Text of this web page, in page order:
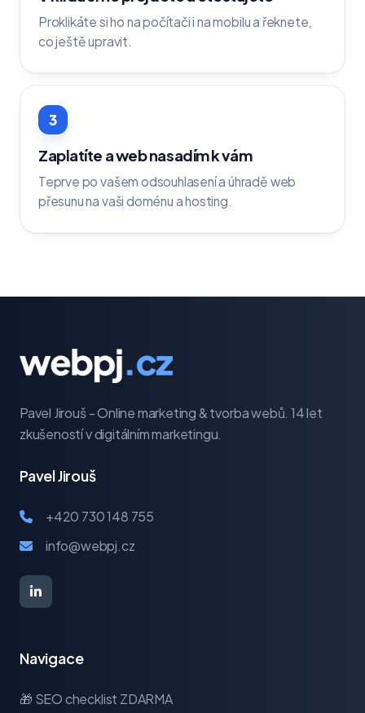
Proklikáte si ho na počítači i na mobilu a řeknete,
co ještě upravit.
3
Zaplatíte a web nasadím k vám
Teprve po vašem odsouhlasení a úhradě web
přesunu na vaši doménu a hosting.
Pavel Jirouš - Online marketing & tvorba webů. 14 let
zkušeností v digitálním marketingu.
Pavel Jirouš
+420 730 148 755
info@webpj.cz
Navigace
🎁 SEO checklist ZDARMA